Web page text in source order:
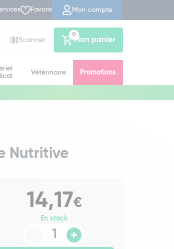
Favoris Mon compte
Scanner
Mon panier
0
Vétérinaire Promotions
Nutritive
14,17€
En stock